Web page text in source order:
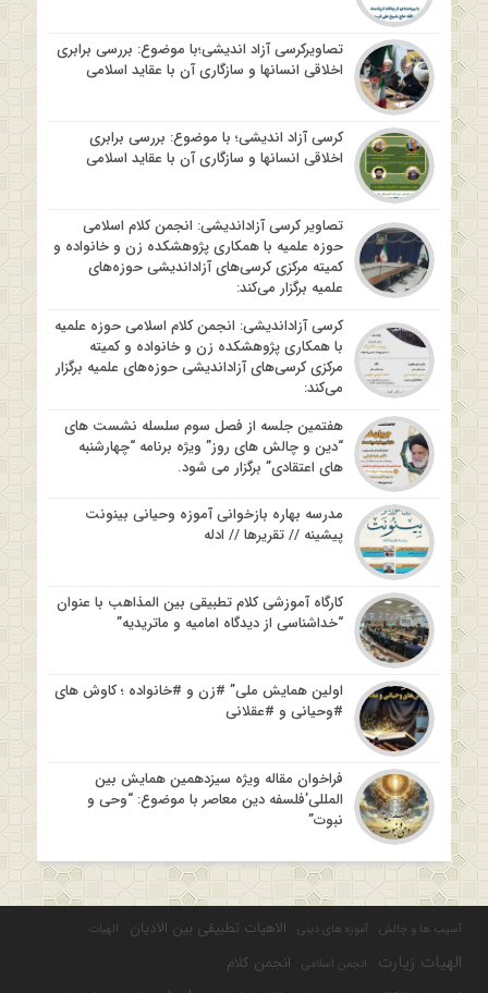
تصاویرکرسی آزاد اندیشی؛با موضوع: بررسی برابری
اخلاقی انسانها و سازگاری آن با عقاید اسلامی
کرسی آزاد اندیشی؛ با موضوع: بررسی برابری
اخلاقی انسانها و سازگاری آن با عقاید اسلامی
تصاویر کرسی آزاداندیشی: انجمن کلام اسلامی
حوزه علمیه با همکاری پژوهشکده زن و خانواده و
کمیته مرکزی کرسی‌های آزاداندیشی حوزه‌های
علمیه برگزار می‌کند:
کرسی آزاداندیشی: انجمن کلام اسلامی حوزه علمیه
با همکاری پژوهشکده زن و خانواده و کمیته
مرکزی کرسی‌های آزاداندیشی حوزه‌های علمیه برگزار
می‌کند:
هفتمین جلسه از فصل سوم سلسله نشست های
“دین و چالش های روز” ویژه برنامه “چهارشنبه
های اعتقادی” برگزار می شود.
مدرسه بهاره بازخوانی آموزه وحیانی بینونت
پیشینه // تقریرها // ادله
کارگاه آموزشی کلام تطبیقی بین المذاهب با عنوان
“خداشناسی از دیدگاه امامیه و ماتریدیه”
اولین همایش ملی” #زن و #خانواده ؛ کاوش های
#وحیانی و #عقلانی
فراخوان مقاله ویژه سیزدهمین همایش بین
المللی’فلسفه دین معاصر با موضوع: “وحی و
نبوت”
آسیب ها و چالش آموزه های دینی الاهیات تطبیقی بین الادیان الهیات
الهیات زیارت انجمن اسلامی
انجمن کلام